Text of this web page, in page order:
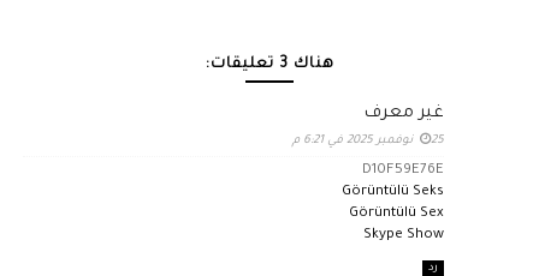
هناك 3 تعليقات:
غير معرف
25 نوفمبر 2025 في 6:21 م
D10F59E76E
Görüntülü Seks
Görüntülü Sex
Skype Show
رد